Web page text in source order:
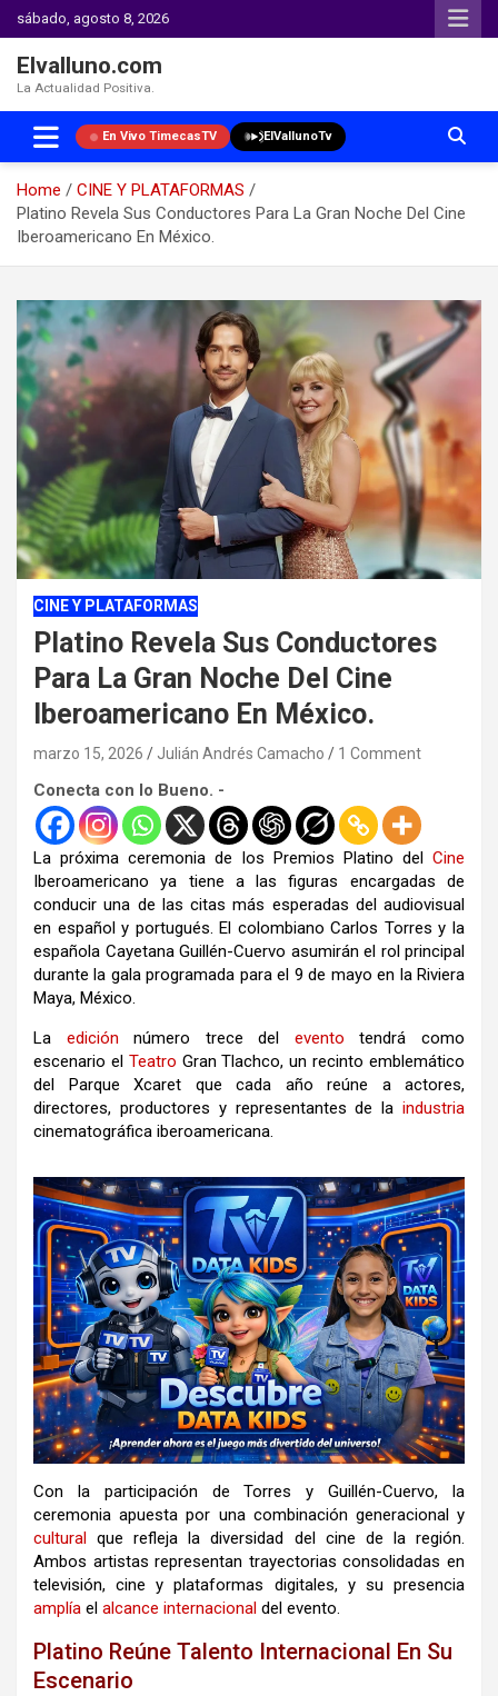
sábado, agosto 8, 2026
Elvalluno.com
La Actualidad Positiva.
En Vivo TimecasTV ElVallunoTv
Home
CINE Y PLATAFORMAS
Platino Revela Sus Conductores Para La Gran Noche Del Cine
Iberoamericano En México.
content
CINE Y PLATAFORMAS
Platino Revela Sus Conductores
Para La Gran Noche Del Cine
Iberoamericano En México.
marzo 15, 2026 Julián Andrés Camacho 1 Comment
Conecta con lo Bueno. -
La próxima ceremonia de los Premios Platino del Cine
Iberoamericano ya tiene a las figuras encargadas de
conducir una de las citas más esperadas del audiovisual
en español y portugués. El colombianoCarlos Torres y la
española Cayetana Guillén-Cuervo asumirán el rol principal
durante la gala programada para el 9 de mayo en la Riviera
Maya, México.
La edición número trece del evento tendrá como
escenario el Teatro Gran Tlachco, un recinto emblemático
del Parque Xcaret que cada año reúne a actores,
directores, productores y representantes de la industria
cinematográfica iberoamericana.
Con la participación de Torres y Guillén-Cuervo, la
ceremonia apuesta por una combinación generacional y
cultural
que refleja la diversidad del cine de la región.
Ambos artistas representan trayectorias consolidadas en
televisión, cine y plataformas digitales, y su presencia
amplía el alcance internacional del evento.
Platino Reúne Talento Internacional En Su
Escenario